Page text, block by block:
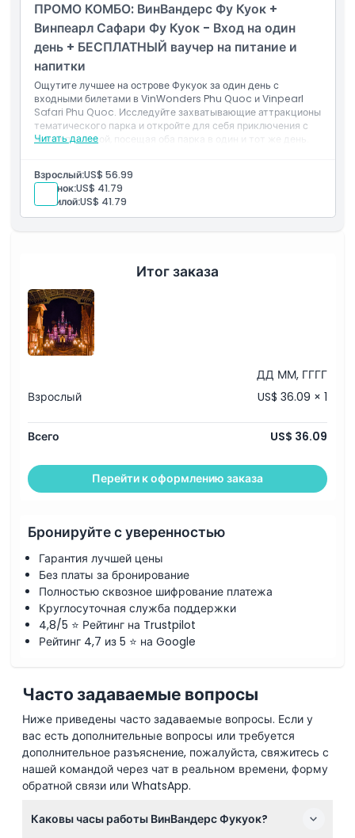
Политика в отношении детей и взрослых
Исключения
Часы работы
Местоположение
ПРОМО КОМБО: ВинВандерс Фу Куок +
Винпеарл Сафари Фу Куок - Вход на один
день + БЕСПЛАТНЫЙ ваучер на питание и
напитки
Ощутите лучшее на острове Фукуок за один день с
входными билетами в VinWonders Phu Quoc и Vinpearl
Safari Phu Quoc. Исследуйте захватывающие аттракционы
тематического парка и откройте для себя приключения с
дикой природой, посещая оба парка в один и тот же день.
Читать далее
Комбинированный вход
Бесплатный ваучер на еду и напитки
Доступ в тот же день
Взрослый:US$ 56.99
Ребенок:US$ 41.79
Пожилой:US$ 41.79
Итог заказа
ДД ММ, ГГГГ
Взрослый
US$ 36.09 × 1
Всего US$ 36.09
Перейти к оформлению заказа
Бронируйте с уверенностью
Гарантия лучшей цены
Без платы за бронирование
Полностью сквозное шифрование платежа
Круглосуточная служба поддержки
4,8/5 ⭐ Рейтинг на Trustpilot
Рейтинг 4,7 из 5 ⭐ на Google
Часто задаваемые вопросы
Ниже приведены часто задаваемые вопросы. Если у
вас есть дополнительные вопросы или требуется
дополнительное разъяснение, пожалуйста, свяжитесь с
нашей командой через чат в реальном времени, форму
обратной связи или WhatsApp.
Каковы часы работы ВинВандерс Фукуок?